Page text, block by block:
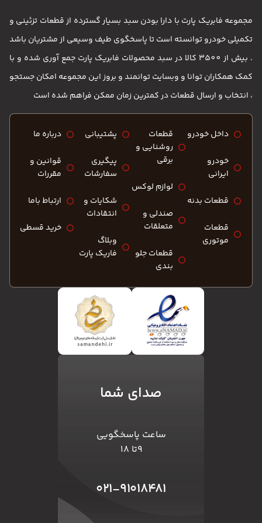
مجموعه فابریک پارت با دارا بودن سبد بسیار گسترده از قطعات تزئینی و
تکمیلی خودرو توانسته است تا پاسخگوی طیف وسیعی از مشتریان باشد
. بیش از 3500 کالا در سبد محصولات فابریک پارت جمع آوری شده و با
کمک همکاران توانا و وبسایت توانمند و بروز این مجموعه امکان جستجو
، انتخاب و ارسال قطعات در کمترین زمان ممکن فراهم شده است
داخل خودرو
خودرو
ایرانی
قطعات بدنه
قطعات
موتوری
قطعات
روشنایی و
برقی
لوازم لوکس
صندلی و
متعلقات
قطعات جلو
بندی
پشتیبانی
پیگیری
سفارشات
شکایات و
انتقادات
وبلاگ
فاریک پارت
درباره ما
قوانین و
مقررات
ارتباط باما
خرید قسطی
صدای شما
ساعت پاسخگویی
۹تا ۱۸
۰۲۱-۹۱۰۱۸۴۸۱